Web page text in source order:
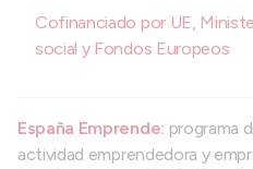
Cofinanciado por UE,
social y Fondos Europeos
España Emprende: programa
actividad emprendedora y